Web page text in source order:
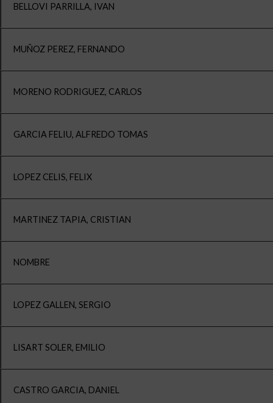
BELLOVI PARRILLA, IVAN
MUÑOZ PEREZ, FERNANDO
MORENO RODRIGUEZ, CARLOS
GARCIA FELIU, ALFREDO TOMAS
LOPEZ CELIS, FELIX
MARTINEZ TAPIA, CRISTIAN
NOMBRE
LOPEZ GALLEN, SERGIO
LISART SOLER, EMILIO
CASTRO GARCIA, DANIEL